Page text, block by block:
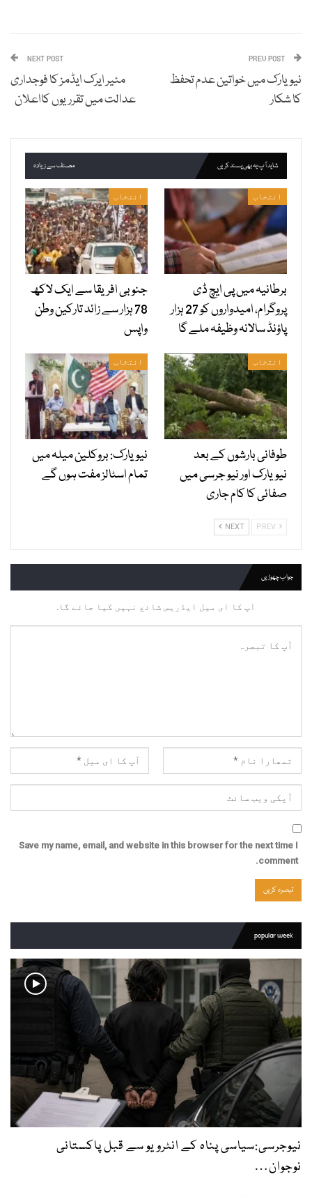
نیویارک میں خواتین عدم تحفظ
کا شکار
NEXT POST
مئیر ایرک ایڈمز کا فوجداری
عدالت میں تقرریوں کااعلان
شاید آپ یہ بھی پسند کریں مصنف سے زیادہ
انتخاب
برطانیہ میں پی ایچ ڈی
پروگرام، امیدواروں کو 27 ہزار
پاؤنڈ سالانہ وظیفہ ملے گا
انتخاب
جنوبی افریقا سے ایک لاکھ
78 ہزار سے زائد تارکین وطن
واپس
انتخاب
طوفانی بارشوں کے بعد
نیویارک اور نیو جرسی میں
صفائی کا کام جاری
انتخاب
نیویارک: بروکلین میلہ میں
تمام اسٹالز مفت ہوں گے
NEXT
جواب چھوڑیں
آپ کا ای میل ایڈریس شائع نہیں کیا جائے گا.
Save my name, email, and website in this browser for the next time I
comment.
popular week
نیوجرسی:سیاسی پناہ کے انٹرویو سے قبل پاکستانی
نوجوان…